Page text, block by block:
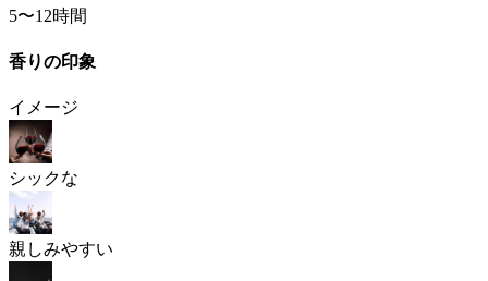
5〜12時間
香りの印象
イメージ
シックな
親しみやすい